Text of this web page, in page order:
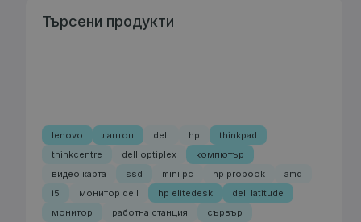
Търсени продукти
lenovo лаптоп dell hp
thinkpad
thinkcentre
dell optiplex
компютър
видео карта
ssd mini pc hp probook
amd
i5
монитор dell hp elitedesk
dell latitude
монитор
работна станция сървър